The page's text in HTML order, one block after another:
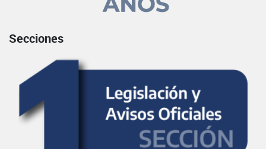
Secciones